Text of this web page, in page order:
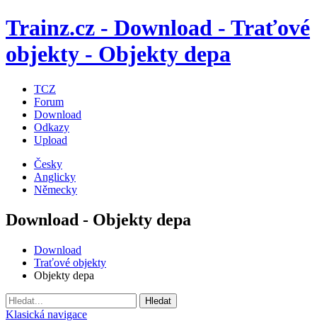
Trainz.cz - Download - Traťové
objekty - Objekty depa
TCZ
Forum
Download
Odkazy
Upload
Česky
Anglicky
Německy
Download - Objekty depa
Download
Traťové objekty
Objekty depa
Klasická navigace